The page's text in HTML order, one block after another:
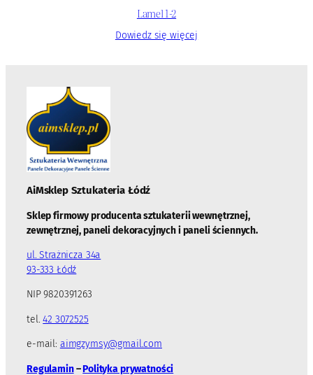
Lamel 1-2
Dowiedz się więcej
AiMsklep Sztukateria Łódź
Sklep firmowy producenta sztukaterii wewnętrznej,
zewnętrznej, paneli dekoracyjnych i paneli ściennych.
ul. Strażnicza 34a
93-333 Łódź
NIP 9820391263
tel.42 3072525
e-mail: aimgzymsy@gmail.com
Regulamin–Polityka prywatności